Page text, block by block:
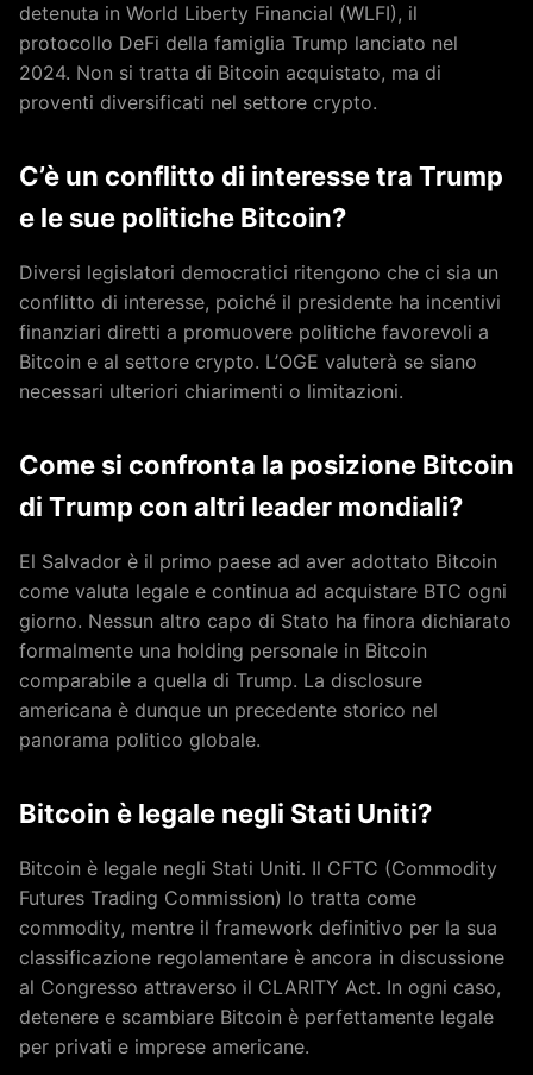
detenuta in World Liberty Financial (WLFI), il
protocollo DeFi della famiglia Trump lanciato nel
2024. Non si tratta di Bitcoin acquistato, ma di
proventi diversificati nel settore crypto.
C’è un conflitto di interesse tra Trump
e le sue politiche Bitcoin?
Diversi legislatori democratici ritengono che ci sia un
conflitto di interesse, poiché il presidente ha incentivi
finanziari diretti a promuovere politiche favorevoli a
Bitcoin e al settore crypto. L’OGE valuterà se siano
necessari ulteriori chiarimenti o limitazioni.
Come si confronta la posizione Bitcoin
di Trump con altri leader mondiali?
El Salvador è il primo paese ad aver adottato Bitcoin
come valuta legale e continua ad acquistare BTC ogni
giorno. Nessun altro capo di Stato ha finora dichiarato
formalmente una holding personale in Bitcoin
comparabile a quella di Trump. La disclosure
americana è dunque un precedente storico nel
panorama politico globale.
Bitcoin è legale negli Stati Uniti?
Bitcoin è legale negli Stati Uniti. Il CFTC (Commodity
Futures Trading Commission) lo tratta come
commodity, mentre il framework definitivo per la sua
classificazione regolamentare è ancora in discussione
al Congresso attraverso il CLARITY Act. In ogni caso,
detenere e scambiare Bitcoin è perfettamente legale
per privati e imprese americane.